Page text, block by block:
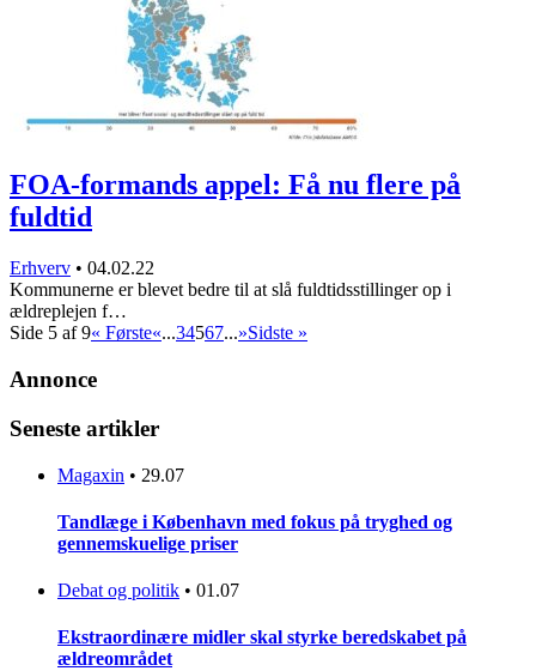
FOA-formands appel: Få nu flere på
fuldtid
Erhverv • 04.02.22
Kommunerne er blevet bedre til at slå fuldtidsstillinger op i
ældreplejen f…
Side 5 af 9« Første«...34567...»Sidste »
Annonce
Seneste artikler
Magaxin • 29.07
Tandlæge i København med fokus på tryghed og
gennemskuelige priser
Debat og politik • 01.07
Ekstraordinære midler skal styrke beredskabet på
ældreområdet